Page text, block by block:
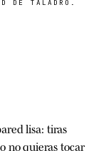
DE TALADRO.
lisa: tiras
no quieras tocar